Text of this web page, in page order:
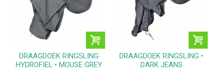
DRAAGDOEK RINGSLING
HYDROFIEL • MOUSE GREY
DRAAGDOEK RINGSLING •
DARK JEANS